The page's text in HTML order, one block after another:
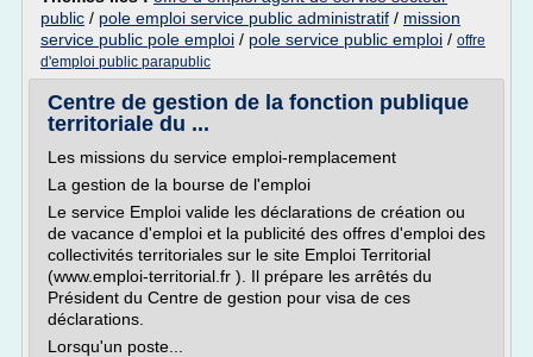
public / pole emploi service public administratif / mission
service public pole emploi / pole service public emploi / offre
d'emploi public parapublic
Centre de gestion de la fonction publique
territoriale du ...
Les missions du service emploi-remplacement
La gestion de la bourse de l'emploi
Le service Emploi valide les déclarations de création ou
de vacance d'emploi et la publicité des offres d'emploi des
collectivités territoriales sur le site Emploi Territorial
(www.emploi-territorial.fr ). Il prépare les arrêtés du
Président du Centre de gestion pour visa de ces
déclarations.
Lorsqu'un poste...